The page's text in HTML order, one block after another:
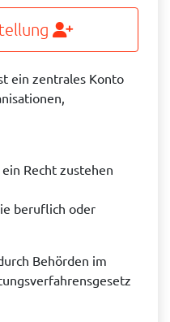
ein zentrales Konto
Recht zustehen
beruflich oder
Behörden im